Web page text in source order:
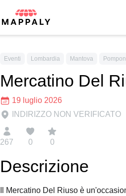
Eventi Lombardia Mantova
Mercatino Del
19 luglio 2026
INDIRIZZO NON VERIFICATO
267 0 0
Descrizione
Il Mercatino Del Riuso è